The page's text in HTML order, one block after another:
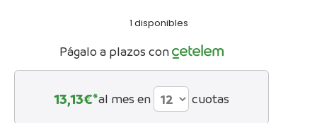
1 disponibles
Págalo a plazos con
13,13€*al mes en cuotas